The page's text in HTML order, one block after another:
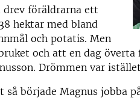
drev föräldrarna ett
hektar med bland
och potatis. Men
och att en dag
Drömmen var
började Magnus jobba